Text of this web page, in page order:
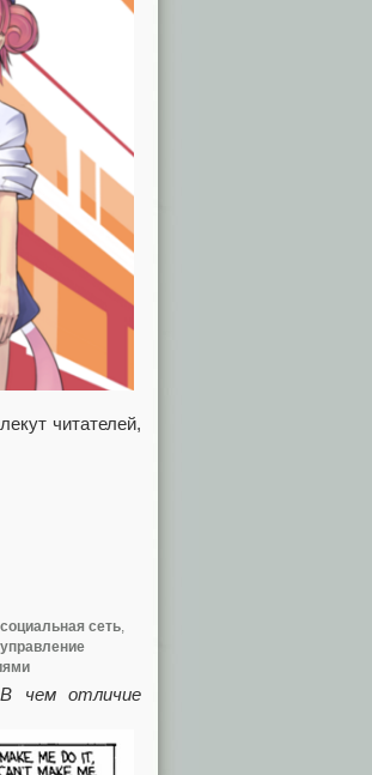
читателей,
сеть,
управление
В чем отличие